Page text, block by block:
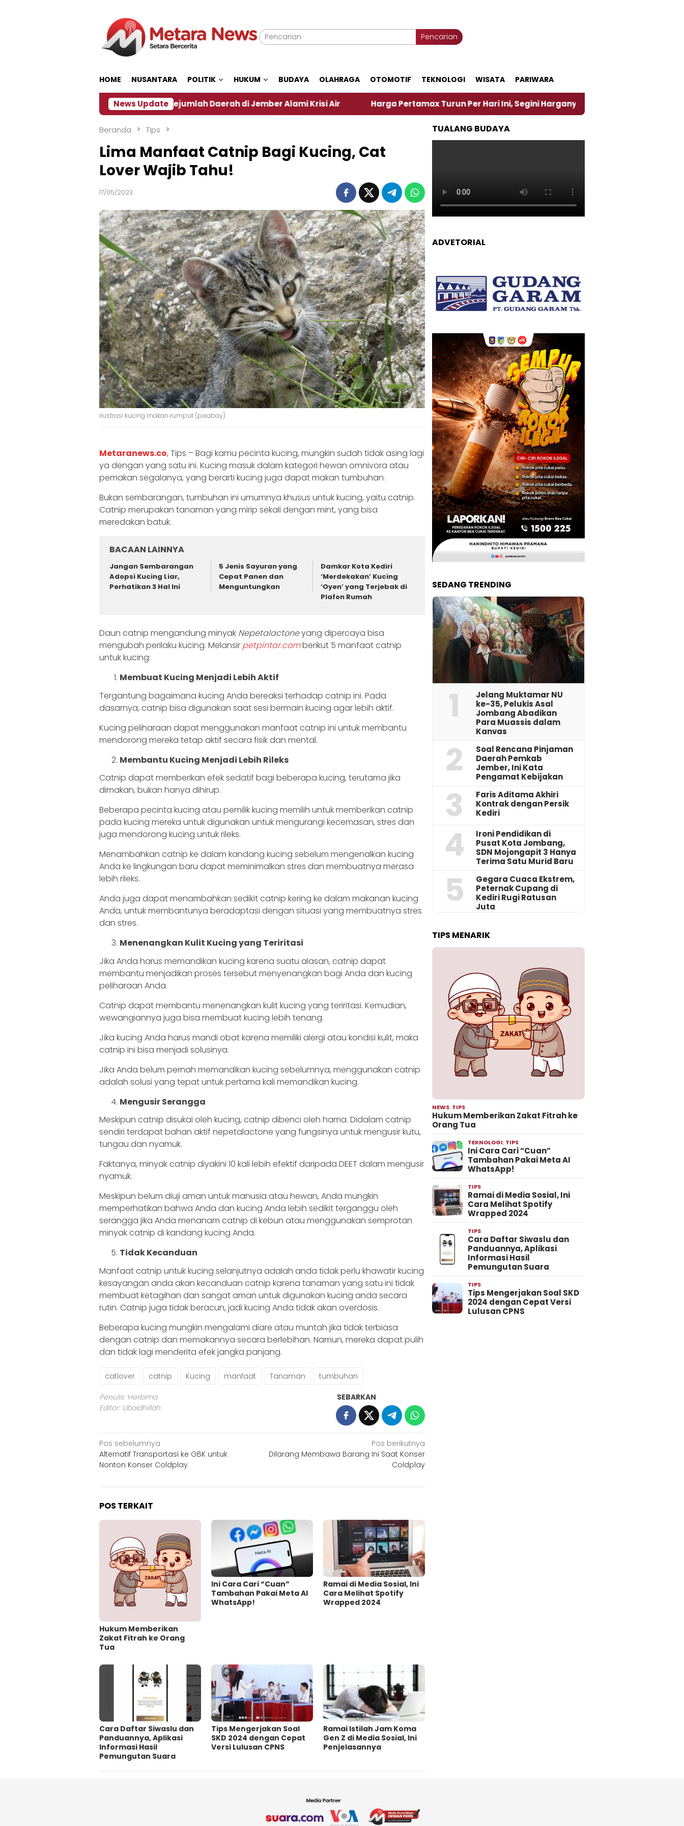
Pencarian
HOME NUSANTARA POLITIK HUKUM BUDAYA OLAHRAGA OTOMOTIF TEKNOLOGI WISATA PARIWARA
News Update
Dampak El Nino, Sejumlah Daerah di Jember Alami Krisi Air Harga Pertamax Turun Per Hari Ini, Segini Harganya ‎Nasirun Maestro Lukis Pemadu
Beranda Tips
Lima Manfaat Catnip Bagi Kucing, Cat
Lover Wajib Tahu!
17/05/2023
ilustrasi kucing makan rumput (pixabay)
Metaranews.co, Tips – Bagi kamu pecinta kucing, mungkin sudah tidak asing lagi
ya dengan yang satu ini. Kucing masuk dalam kategori hewan omnivora atau
pemakan segalanya, yang berarti kucing juga dapat makan tumbuhan.
Bukan sembarangan, tumbuhan ini umumnya khusus untuk kucing, yaitu catnip.
Catnip merupakan tanaman yang mirip sekali dengan mint, yang bisa
meredakan batuk.
BACAAN LAINNYA
Jangan Sembarangan
Adopsi Kucing Liar,
Perhatikan 3 Hal Ini
5 Jenis Sayuran yang
Cepat Panen dan
Menguntungkan
Damkar Kota Kediri
‘Merdekakan’ Kucing
‘Oyen’ yang Terjebak di
Plafon Rumah
Daun catnip mengandung minyak Nepetalactoneyang dipercaya bisa
mengubah perilaku kucing. Melansir petpintar.comberikut 5 manfaat catnip
untuk kucing:
Membuat Kucing Menjadi Lebih Aktif
Tergantung bagaimana kucing Anda bereaksi terhadap catnip ini. Pada
dasarnya, catnip bisa digunakan saat sesi bermain kucing agar lebih aktif.
Kucing peliharaan dapat menggunakan manfaat catnip ini untuk membantu
mendorong mereka tetap aktif secara fisik dan mental.
Membantu Kucing Menjadi Lebih Rileks
Catnip dapat memberikan efek sedatif bagi beberapa kucing, terutama jika
dimakan, bukan hanya dihirup.
Beberapa pecinta kucing atau pemilik kucing memilih untuk memberikan catnip
pada kucing mereka untuk digunakan untuk mengurangi kecemasan, stres dan
juga mendorong kucing untuk rileks.
Menambahkan catnip ke dalam kandang kucing sebelum mengenalkan kucing
Anda ke lingkungan baru dapat meminimalkan stres dan membuatnya merasa
lebih rileks.
Anda juga dapat menambahkan sedikit catnip kering ke dalam makanan kucing
Anda, untuk membantunya beradaptasi dengan situasi yang membuatnya stres
dan stres.
Menenangkan Kulit Kucing yang Teriritasi
Jika Anda harus memandikan kucing karena suatu alasan, catnip dapat
membantu menjadikan proses tersebut menyenangkan bagi Anda dan kucing
peliharaan Anda.
Catnip dapat membantu menenangkan kulit kucing yang teriritasi. Kemudian,
wewangiannya juga bisa membuat kucing lebih tenang.
Jika kucing Anda harus mandi obat karena memiliki alergi atau kondisi kulit, maka
catnip ini bisa menjadi solusinya.
Jika Anda belum pernah memandikan kucing sebelumnya, menggunakan catnip
adalah solusi yang tepat untuk pertama kali memandikan kucing.
Mengusir Serangga
Meskipun catnip disukai oleh kucing, catnip dibenci oleh hama. Didalam catnip
sendiri terdapat bahan aktif nepetalactone yang fungsinya untuk mengusir kutu,
tungau dan nyamuk.
Faktanya, minyak catnip diyakini 10 kali lebih efektif daripada DEET dalam mengusir
nyamuk.
Meskipun belum diuji aman untuk manusia atau hewan, Anda mungkin
memperhatikan bahwa Anda dan kucing Anda lebih sedikit terganggu oleh
serangga jika Anda menanam catnip di kebun atau menggunakan semprotan
minyak catnip di kandang kucing Anda.
Tidak Kecanduan
Manfaat catnip untuk kucing selanjutnya adalah anda tidak perlu khawatir kucing
kesayangan anda akan kecanduan catnip karena tanaman yang satu ini tidak
membuat ketagihan dan sangat aman untuk digunakan kucing anda secara
rutin. Catnip juga tidak beracun, jadi kucing Anda tidak akan overdosis.
Beberapa kucing mungkin mengalami diare atau muntah jika tidak terbiasa
dengan catnip dan memakannya secara berlebihan. Namun, mereka dapat pulih
dan tidak lagi menderita efek jangka panjang.
catlover catnip Kucing manfaat Tanaman tumbuhan
Penulis: Herbima
Editor: Ubaidhillah
SEBARKAN
Navigasi
pos
Pos sebelumnya
Alternatif Transportasi ke GBK untuk
Nonton Konser Coldplay
Pos berikutnya
Dilarang Membawa Barang Ini Saat Konser
Coldplay
POS TERKAIT
Hukum Memberikan
Zakat Fitrah ke Orang
Tua
Ini Cara Cari “Cuan”
Tambahan Pakai Meta AI
WhatsApp!
Ramai di Media Sosial, Ini
Cara Melihat Spotify
Wrapped 2024
Cara Daftar Siwaslu dan
Panduannya, Aplikasi
Informasi Hasil
Pemungutan Suara
Tips Mengerjakan Soal
SKD 2024 dengan Cepat
Versi Lulusan CPNS
Ramai Istilah Jam Koma
Gen Z di Media Sosial, Ini
Penjelasannya
TUALANG BUDAYA
ADVETORIAL
SEDANG TRENDING
1
Jelang Muktamar NU
ke-35, Pelukis Asal
Jombang Abadikan
Para Muassis dalam
Kanvas
2
‎Soal Rencana Pinjaman
Daerah Pemkab
Jember, Ini Kata
Pengamat Kebijakan ‎
3
Faris Aditama Akhiri
Kontrak dengan Persik
Kediri
4
Ironi Pendidikan di
Pusat Kota Jombang,
SDN Mojongapit 3 Hanya
Terima Satu Murid Baru
5
‎Gegara Cuaca Ekstrem,
Peternak Cupang di
Kediri Rugi Ratusan
Juta
TIPS MENARIK
NEWS, TIPS
Hukum Memberikan Zakat Fitrah ke
Orang Tua
TEKNOLOGI, TIPS
Ini Cara Cari “Cuan”
Tambahan Pakai Meta AI
WhatsApp!
TIPS
Ramai di Media Sosial, Ini
Cara Melihat Spotify
Wrapped 2024
TIPS
Cara Daftar Siwaslu dan
Panduannya, Aplikasi
Informasi Hasil
Pemungutan Suara
TIPS
Tips Mengerjakan Soal SKD
2024 dengan Cepat Versi
Lulusan CPNS